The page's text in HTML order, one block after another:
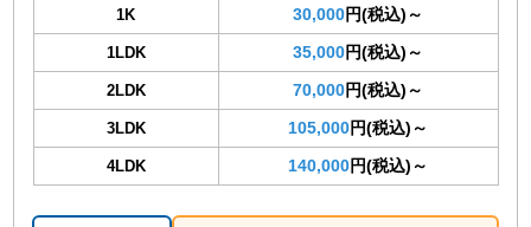
1K 30,000円(税込)～
1LDK 35,000円(税込)～
2LDK 70,000円(税込)～
3LDK 105,000円(税込)～
4LDK 140,000円(税込)～